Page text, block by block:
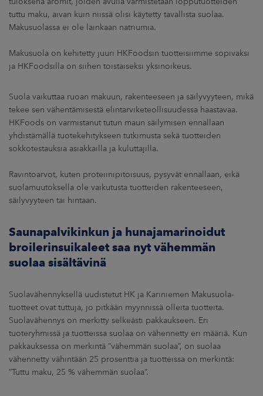
tuttu maku, aivan kuin niissä olisi käytetty tavallista suolaa.
Makusuolassa ei ole lainkaan natriumia.
Makusuola on kehitetty juuri HKFoodsin tuotteisiimme sopivaksi
ja HKFoodsilla on siihen toistaiseksi yksinoikeus.
Suola vaikuttaa ruoan makuun, rakenteeseen ja säilyvyyteen, mikä
tekee sen vähentämisestä elintarviketeollisuudessa haastavaa.
HKFoods on varmistanut tutun maun säilymisen ennallaan
yhdistämällä tuotekehitykseen tutkimusta sekä tuotteiden
sokkotestauksia asiakkailla ja kuluttajilla.
Ravintoarvot, kuten proteiinipitoisuus, pysyvät ennallaan, eikä
suolamuutoksella ole vaikutusta tuotteiden rakenteeseen,
säilyvyyteen tai hintaan.
Saunapalvikinkun ja hunajamarinoidut
broilerinsuikaleet saa nyt vähemmän
suolaa sisältävinä
Suolavähennyksellä uudistetut HK ja Kariniemen Makusuola-
tuotteet ovat tuttuja, jo pitkään myynnissä olleita tuotteita.
Suolavähennys on merkitty selkeästi pakkaukseen. Eri
tuoteryhmissä ja tuotteissa suolaa on vähennetty eri määriä. Kun
pakkauksessa on merkintä ”vähemmän suolaa”, on suolaa
vähennetty vähintään 25 prosenttia ja tuotteissa on merkintä:
”Tuttu maku, 25 % vähemmän suolaa”.